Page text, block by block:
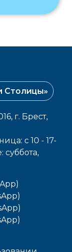
Столицы»
г. Брест,
с 10 - 17-